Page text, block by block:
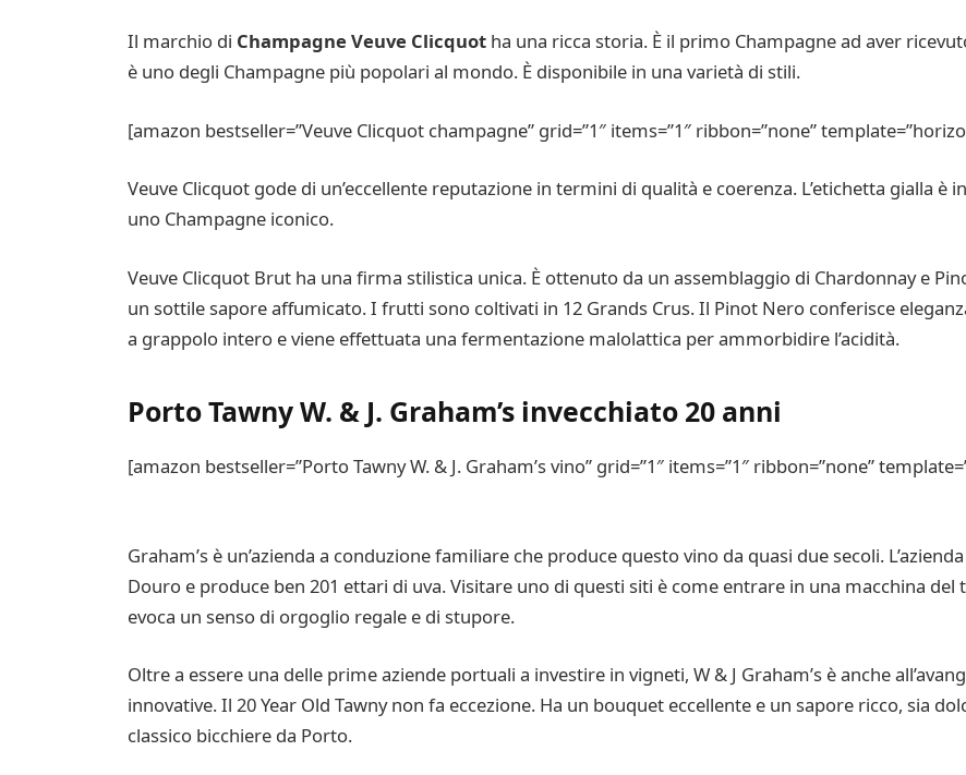
Il marchio di Champagne Veuve Clicquotha una ricca storia. È il primo Champagne ad aver
è uno degli Champagne più popolari al mondo. È disponibile in una varietà di stili.
[amazon bestseller=”Veuve Clicquot champagne” grid=”1″ items=”1″ ribbon=”none”
Veuve Clicquot gode di un’eccellente reputazione in termini di qualità e coerenza. L’etichetta gialla è
uno Champagne iconico.
Veuve Clicquot Brut ha una firma stilistica unica. È ottenuto da un assemblaggio di Chardonnay e
un sottile sapore affumicato. I frutti sono coltivati in 12 Grands Crus. Il Pinot Nero conferisce
a grappolo intero e viene effettuata una fermentazione malolattica per ammorbidire l’acidità.
Porto Tawny W. & J. Graham’s invecchiato 20 anni
[amazon bestseller=”Porto Tawny W. & J. Graham’s vino” grid=”1″ items=”1″ ribbon=”none”
Graham’s è un’azienda a conduzione familiare che produce questo vino da quasi due secoli.
Douro e produce ben 201 ettari di uva. Visitare uno di questi siti è come entrare in una macchina del
evoca un senso di orgoglio regale e di stupore.
Oltre a essere una delle prime aziende portuali a investire in vigneti, W & J Graham’s è anche
innovative. Il 20 Year Old Tawny non fa eccezione. Ha un bouquet eccellente e un sapore ricco, sia
classico bicchiere da Porto.